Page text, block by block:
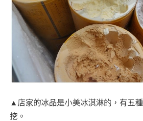
▲店家的冰品是小美冰淇淋的，有五
挖。